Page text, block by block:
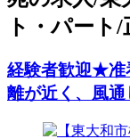
ト・パート
経験者歓迎★准
離が近く、風